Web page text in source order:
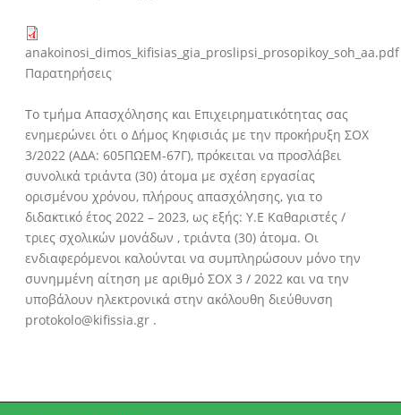
anakoinosi_dimos_kifisias_gia_proslipsi_prosopikoy_soh_aa.pdf
Παρατηρήσεις
Tο τμήμα Απασχόλησης και Επιχειρηματικότητας σας
ενημερώνει ότι ο Δήμος Κηφισιάς με την προκήρυξη ΣΟΧ
3/2022 (ΑΔΑ: 605ΠΩΕΜ-67Γ), πρόκειται να προσλάβει
συνολικά τριάντα (30) άτομα με σχέση εργασίας
ορισμένου χρόνου, πλήρους απασχόλησης, για το
διδακτικό έτος 2022 – 2023, ως εξής: Υ.Ε Καθαριστές /
τριες σχολικών μονάδων , τριάντα (30) άτομα. Οι
ενδιαφερόμενοι καλούνται να συμπληρώσουν μόνο την
συνημμένη αίτηση με αριθμό ΣΟΧ 3 / 2022 και να την
υποβάλουν ηλεκτρονικά στην ακόλουθη διεύθυνση
protokolo@kifissia.gr .